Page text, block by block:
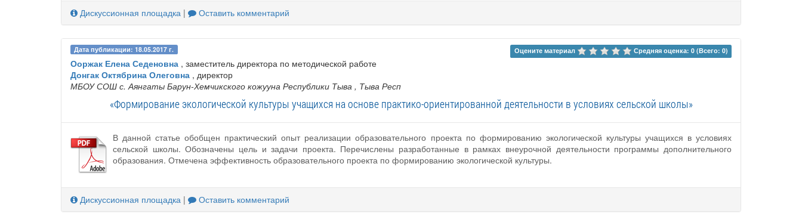
Дискуссионная площадка | Оставить комментарий
Дата публикации: 18.05.2017 г. Оцените материал Средняя оценка: 0 (Всего: 0)
Ооржак Елена Седеновна , заместитель директора по методической работе
Донгак Октябрина Олеговна , директор
МБОУ СОШ с. Аянгаты Барун-Хемчикского кожууна Республики Тыва , Тыва Респ
«Формирование экологической культуры учащихся на основе практико-ориентированной деятельности в условиях сельской школы»
В данной статье обобщен практический опыт реализации образовательного проекта по формированию экологической культуры учащихся в условиях
сельской школы. Обозначены цель и задачи проекта. Перечислены разработанные в рамках внеурочной деятельности программы дополнительного
образования. Отмечена эффективность образовательного проекта по формированию экологической культуры.
Дискуссионная площадка | Оставить комментарий